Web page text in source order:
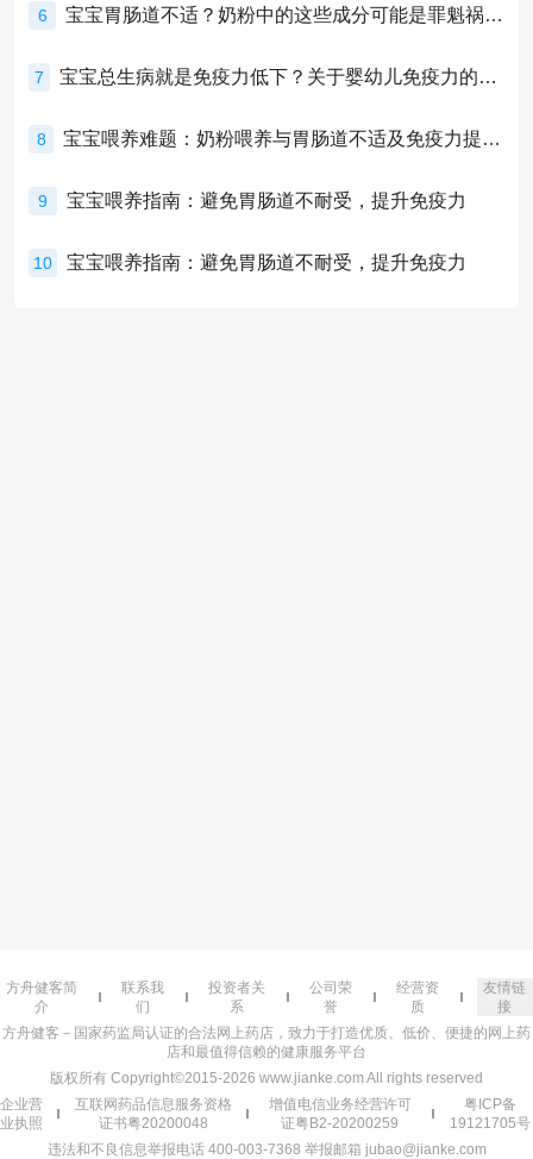
6 宝宝胃肠道不适？奶粉中的这些成分可能是罪魁祸首！
7 宝宝总生病就是免疫力低下？关于婴幼儿免疫力的真相，家长必须了解！
8 宝宝喂养难题：奶粉喂养与胃肠道不适及免疫力提升的奥秘
9 宝宝喂养指南：避免胃肠道不耐受，提升免疫力
10 宝宝喂养指南：避免胃肠道不耐受，提升免疫力
方舟健客简
介
联系我
们
投资者关
系
公司荣
誉
经营资
质
友情链
接
方舟健客－国家药监局认证的合法网上药店，致力于打造优质、低价、便捷的网上药
店和最值得信赖的健康服务平台
版权所有 Copyright©2015-2026 www.jianke.com All rights reserved
企业营
业执照
互联网药品信息服务资格
证书粤20200048
增值电信业务经营许可
证粤B2-20200259
粤ICP备
19121705号
违法和不良信息举报电话 400-003-7368 举报邮箱 jubao@jianke.com